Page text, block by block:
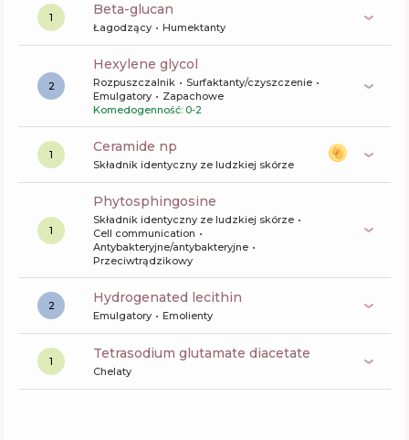
1 beta-glucan
Łagodzący Humektanty
2
hexylene glycol
Rozpuszczalnik
Surfaktanty/czyszczenie
Emulgatory
Zapachowe
Komedogenność: 0-2
1 ceramide np
Składnik identyczny ze ludzkiej skórze
1
phytosphingosine
Składnik identyczny ze ludzkiej skórze
Cell communication
Antybakteryjne/antybakteryjne
Przeciwtrądzikowy
2 hydrogenated lecithin
Emulgatory Emolienty
1 tetrasodium glutamate diacetate
Chelaty